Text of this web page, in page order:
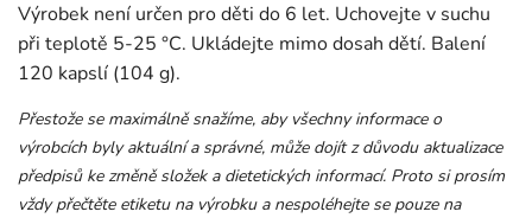
Výrobek není určen pro děti do 6 let. Uchovejte v suchu
při teplotě 5-25 °C. Ukládejte mimo dosah dětí. Balení
120 kapslí (104 g).
Přestože se maximálně snažíme, aby všechny informace o
výrobcích byly aktuální a správné, může dojít z důvodu aktualizace
předpisů ke změně složek a dietetických informací. Proto si prosím
vždy přečtěte etiketu na výrobku a nespoléhejte se pouze na